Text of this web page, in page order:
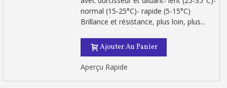
normal (15-25°C)- rapide (5-15°C)
Brillance et résistance, plus loin, plus...
Ajouter Au Panier
Aperçu Rapide